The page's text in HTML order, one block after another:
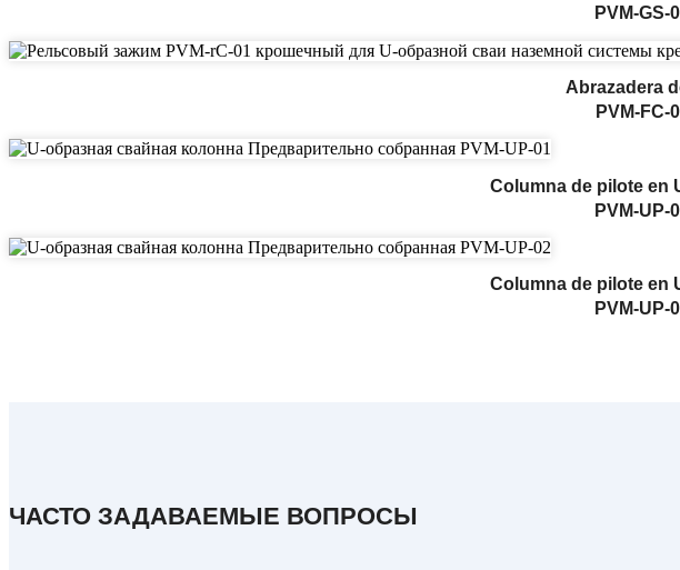
PVM-GS-
Abrazadera
PVM-FC-
Columna de pilote en
PVM-UP-
Columna de pilote en
PVM-UP-
ЧАСТО ЗАДАВАЕМЫЕ ВОПРОСЫ